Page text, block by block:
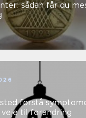
sådan får du
veje til forandring